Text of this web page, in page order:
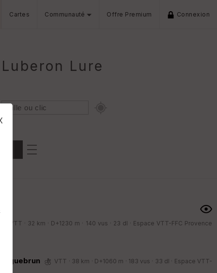
Cartes Communauté Offre Premium Connexion
Lure
VTT · 32 km · D+1230 m · 140 vus · 23 dl · Espace VTT-FFC Provence
VTT · 38 km · D+1060 m · 183 vus · 33 dl · Espace VTT-